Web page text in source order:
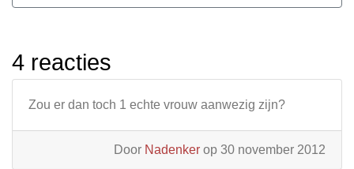
4 reacties
Zou er dan toch 1 echte vrouw aanwezig zijn?
Door Nadenker op 30 november 2012